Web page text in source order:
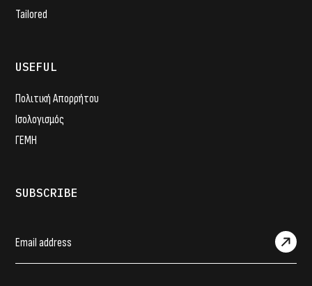
Tailored
USEFUL
Πολιτική Απορρήτου
Ισολογισμός
ΓΕΜΗ
SUBSCRIBE